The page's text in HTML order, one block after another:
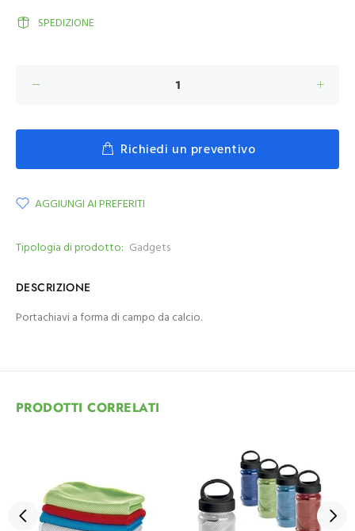
SPEDIZIONE
Richiedi un preventivo
AGGIUNGI AI PREFERITI
Tipologia di prodotto: Gadgets
DESCRIZIONE
Portachiavi a forma di campo da calcio.
PRODOTTI CORRELATI